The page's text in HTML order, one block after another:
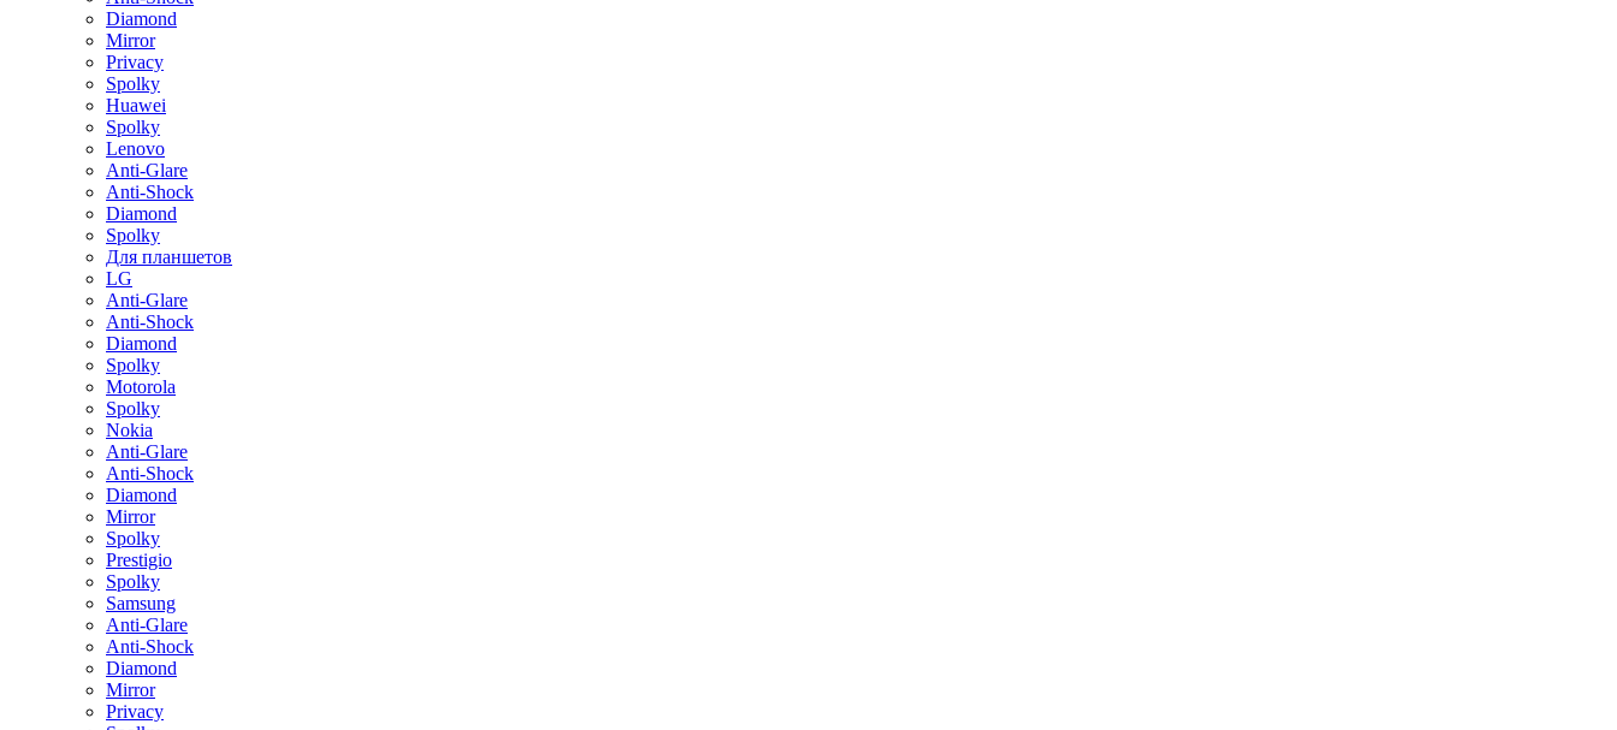
Diamond
Mirror
Privacy
Spolky
Huawei
Spolky
Lenovo
Anti-Glare
Anti-Shock
Diamond
Spolky
Для планшетов
LG
Anti-Glare
Anti-Shock
Diamond
Spolky
Motorola
Spolky
Nokia
Anti-Glare
Anti-Shock
Diamond
Mirror
Spolky
Prestigio
Spolky
Samsung
Anti-Glare
Anti-Shock
Diamond
Mirror
Privacy